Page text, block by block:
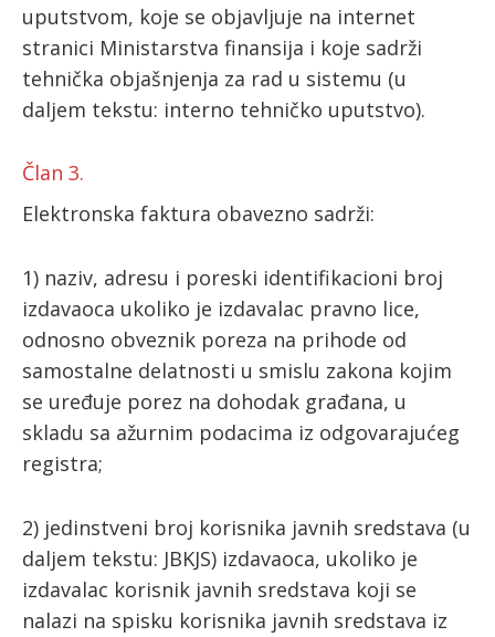
uputstvom, koje se objavljuje na internet
stranici Ministarstva finansija i koje sadrži
tehnička objašnjenja za rad u sistemu (u
daljem tekstu: interno tehničko uputstvo).
Član 3.
Elektronska faktura obavezno sadrži:
1) naziv, adresu i poreski identifikacioni broj
izdavaoca ukoliko je izdavalac pravno lice,
odnosno obveznik poreza na prihode od
samostalne delatnosti u smislu zakona kojim
se uređuje porez na dohodak građana, u
skladu sa ažurnim podacima iz odgovarajućeg
registra;
2) jedinstveni broj korisnika javnih sredstava (u
daljem tekstu: JBKJS) izdavaoca, ukoliko je
izdavalac korisnik javnih sredstava koji se
nalazi na spisku korisnika javnih sredstava iz